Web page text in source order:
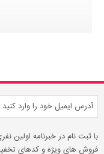
با ثبت نام در خبرنامه اولین
فروش های ویژه و کدهای